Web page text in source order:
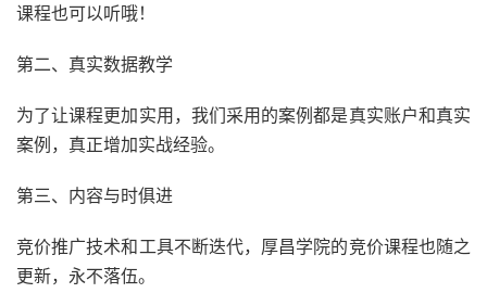
课程也可以听哦！
第二、真实数据教学
为了让课程更加实用，我们采用的案例都是真实账户和真实
案例，真正增加实战经验。
第三、内容与时俱进
竞价推广技术和工具不断迭代，厚昌学院的竞价课程也随之
更新，永不落伍。